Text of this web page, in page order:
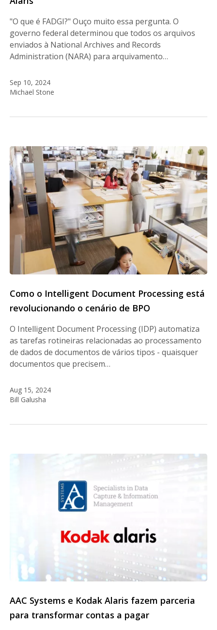
"O que é FADGI?" Ouço muito essa pergunta. O
governo federal determinou que todos os arquivos
enviados à National Archives and Records
Administration (NARA) para arquivamento…
Sep 10, 2024
Michael Stone
Como o Intelligent Document Processing está
revolucionando o cenário de BPO
O Intelligent Document Processing (IDP) automatiza
as tarefas rotineiras relacionadas ao processamento
de dados de documentos de vários tipos - quaisquer
documentos que precisem…
Aug 15, 2024
Bill Galusha
AAC Systems e Kodak Alaris fazem parceria
para transformar contas a pagar